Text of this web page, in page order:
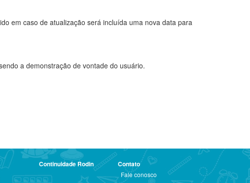
em caso de atualização será incluída uma nova data para
a demonstração de vontade do usuário.
Continuidade Rodin Contato
Fale conosco